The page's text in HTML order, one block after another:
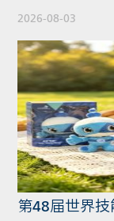
位，构建“1个主
全城联动格局，
动中学习新技能
办的世界技能
2026-08-03
第48届世界